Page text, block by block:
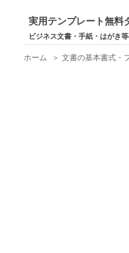
実用テンプレート無料
ビジネス文書・手紙・はがき
ホーム ＞文書の基本書式・